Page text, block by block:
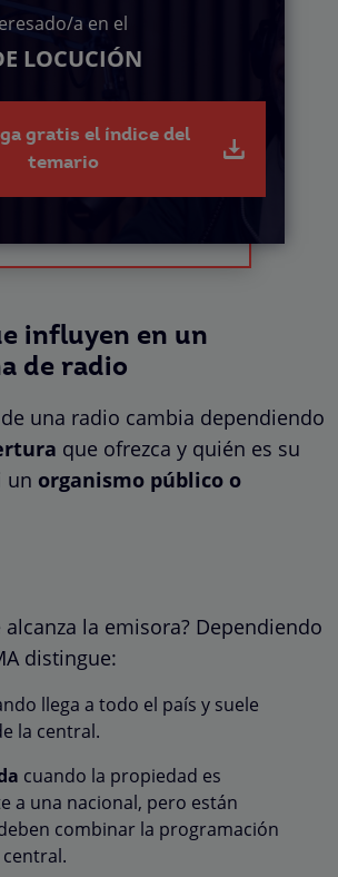
a en el
LOCUCIÓN
gratis el índice del
temario
influyen en un
de radio
una radio cambia dependiendo
que ofrezca y quién es su
un organismo público o
alcanza la emisora? Dependiendo
distingue:
llega a todo el país y suele
la central.
cuando la propiedad es
a una nacional, pero están
combinar la programación